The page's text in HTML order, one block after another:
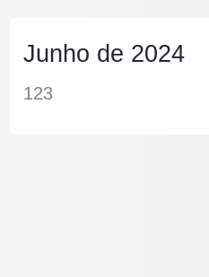
Junho de 2024
123